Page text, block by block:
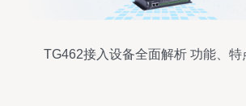
TG462接入设备全面解析 功能、特